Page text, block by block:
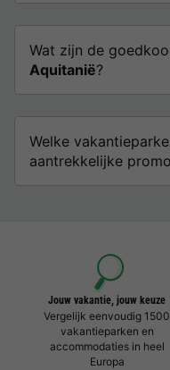
Wat zijn de
Aquitanië?
Welke
aantrekkelijke
Jouw vakantie, jouw keuze
Vergelijk eenvoudig 1500
vakantieparken en
accommodaties in heel
Europa